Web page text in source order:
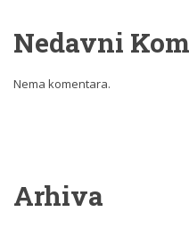
Nedavni
Nema komentara.
Arhiva